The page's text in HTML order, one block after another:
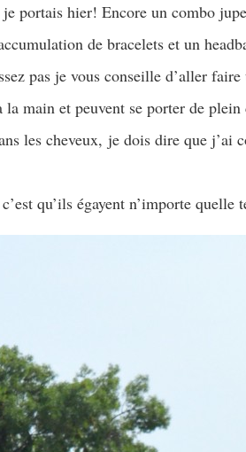
je portais hier! Encore un combo
de bracelets et un
pas je vous conseille d’aller
la main et peuvent se porter de
les cheveux, je dois dire que j’ai
qu’ils égayent n’importe